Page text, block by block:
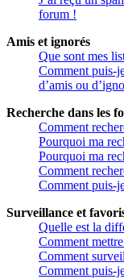
forum !
Amis et ignorés
Que sont mes
Comment puis-
d’amis ou
Recherche dans les
Comment
Pourquoi ma
Pourquoi ma
Comment
Comment puis-
Surveillance et
Quelle est la
Comment
Comment
Comment puis-